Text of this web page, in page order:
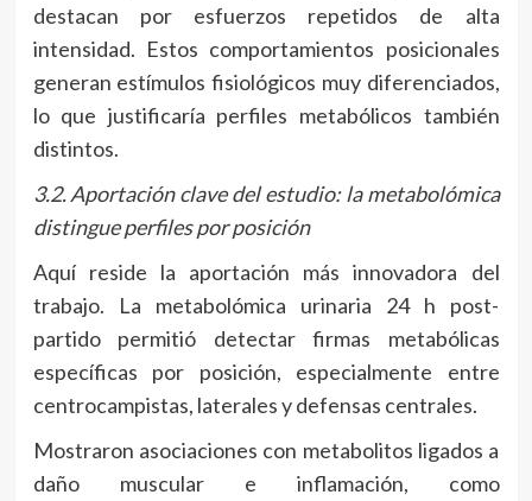
destacan por esfuerzos repetidos de alta
intensidad. Estos comportamientos posicionales
generan estímulos fisiológicos muy diferenciados,
lo que justificaría perfiles metabólicos también
distintos.
3.2. Aportación clave del estudio: la metabolómica
distingue perfiles por posición
Aquí reside la aportación más innovadora del
trabajo. La metabolómica urinaria 24 h post-
partido permitió detectar firmas metabólicas
específicas por posición, especialmente entre
centrocampistas, laterales y defensas centrales.
Mostraron asociaciones con metabolitos ligados a
daño muscular e inflamación, como